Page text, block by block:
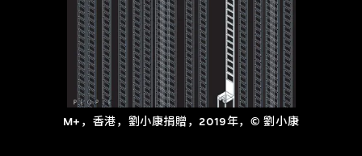
M+，香港，劉小康捐贈，2019年，© 劉小康
探索世界顶级的二十及二十一世纪视觉
文化藏品。